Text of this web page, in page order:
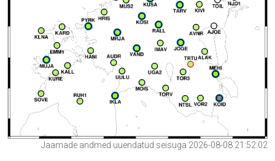
Jaamade andmed uuendatud seisuga 2026-08-08 21:52:02